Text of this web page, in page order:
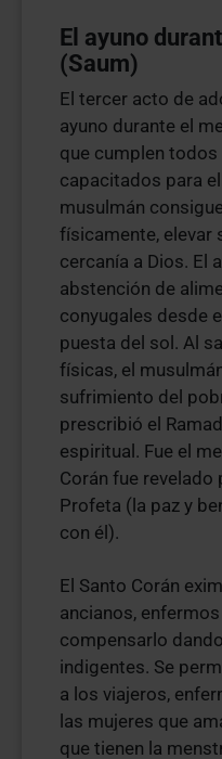
El ayuno
(Saum)
El tercer acto de
ayuno durante el
que cumplen
capacitados para
musulmán
físicamente, elevar
cercanía a Dios. El
abstención de
conyugales desde
puesta del sol. Al
físicas, el
sufrimiento del
prescribió el
espiritual. Fue el
Corán fue revelado
Profeta (la paz y
con él).
El Santo Corán
ancianos,
compensarlo
indigentes. Se
a los viajeros,
las mujeres que
que tienen la